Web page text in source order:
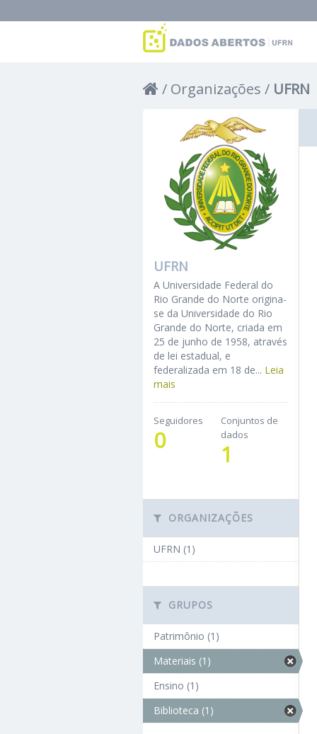
Organizações UFRN
UFRN
A Universidade Federal do
Rio Grande do Norte origina-
se da Universidade do Rio
Grande do Norte, criada em
25 de junho de 1958, através
de lei estadual, e
federalizada em 18 de... Leia
mais
Seguidores
0
Conjuntos de
dados
1
ORGANIZAÇÕES
UFRN (1)
GRUPOS
Patrimônio (1)
Materiais (1)
Ensino (1)
Biblioteca (1)